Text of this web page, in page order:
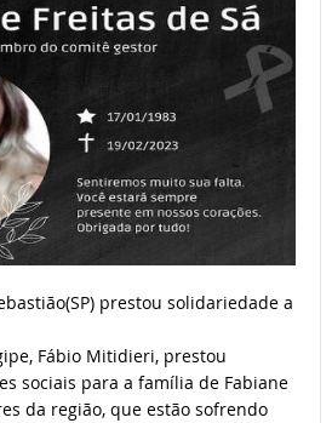
prestou solidariedade a
Fábio Mitidieri, prestou
sociais para a família de Fabiane
da região, que estão sofrendo